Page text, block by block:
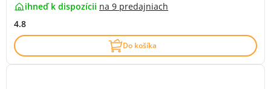
ihneď k dispozícii na 9 predajniach
4.8
Do košíka